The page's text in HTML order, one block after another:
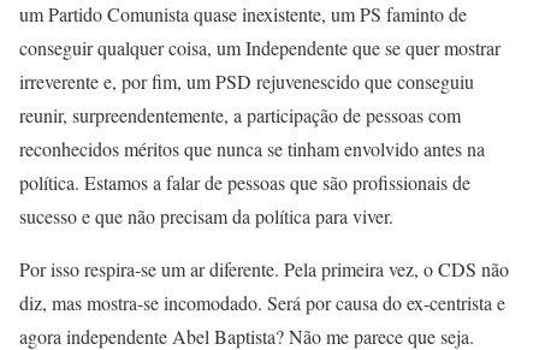
um Partido Comunista quase inexistente, um PS faminto de
conseguir qualquer coisa, um Independente que se quer mostrar
irreverente e, por fim, um PSD rejuvenescido que conseguiu
reunir, surpreendentemente, a participação de pessoas com
reconhecidos méritos que nunca se tinham envolvido antes na
política. Estamos a falar de pessoas que são profissionais de
sucesso e que não precisam da política para viver.
Por isso respira-se um ar diferente. Pela primeira vez, o CDS não
diz, mas mostra-se incomodado. Será por causa do ex-centrista e
agora independente Abel Baptista? Não me parece que seja.